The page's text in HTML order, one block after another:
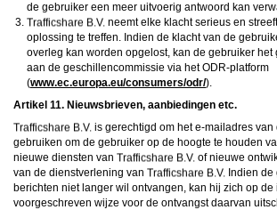
de gebruiker een meer uitvoerig antwoord kan
neemt elke klacht serieus en
oplossing te treffen. Indien de klacht van de
overleg kan worden opgelost, kan de gebruiker het
aan de geschillencommissie via het ODR-platform
(www.ec.europa.eu/consumers/odr/).
Artikel 11. Nieuwsbrieven, aanbiedingen etc.
is gerechtigd om het e-mailadres van
gebruiken om de gebruiker op de hoogte te houden
nieuwe diensten van
of nieuwe
van de dienstverlening van
Indien
berichten niet langer wil ontvangen, kan hij zich op de
voorgeschreven wijze voor de ontvangst daarvan